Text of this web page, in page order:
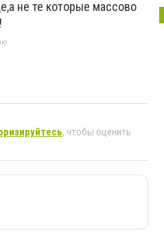
не те которые массово
, чтобы оценить